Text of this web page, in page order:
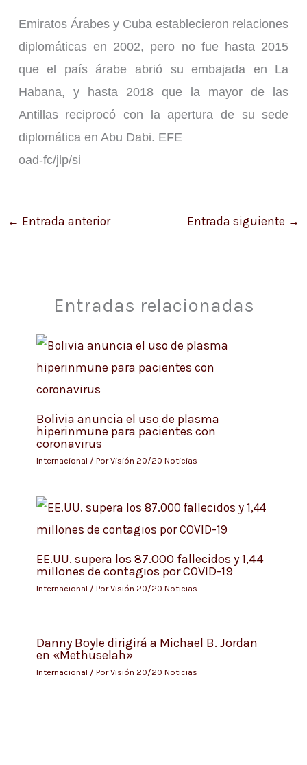
Emiratos Árabes y Cuba establecieron relaciones
diplomáticas en 2002, pero no fue hasta 2015
que el país árabe abrió su embajada en La
Habana, y hasta 2018 que la mayor de las
Antillas reciprocó con la apertura de su sede
diplomática en Abu Dabi. EFE
oad-fc/jlp/si
← Entrada anterior Entrada siguiente →
Entradas relacionadas
Bolivia anuncia el uso de plasma
hiperinmune para pacientes con
coronavirus
Internacional / PorVisión 20/20 Noticias
EE.UU. supera los 87.000 fallecidos y 1,44
millones de contagios por COVID-19
Internacional / PorVisión 20/20 Noticias
Danny Boyle dirigirá a Michael B. Jordan
en «Methuselah»
Internacional / PorVisión 20/20 Noticias